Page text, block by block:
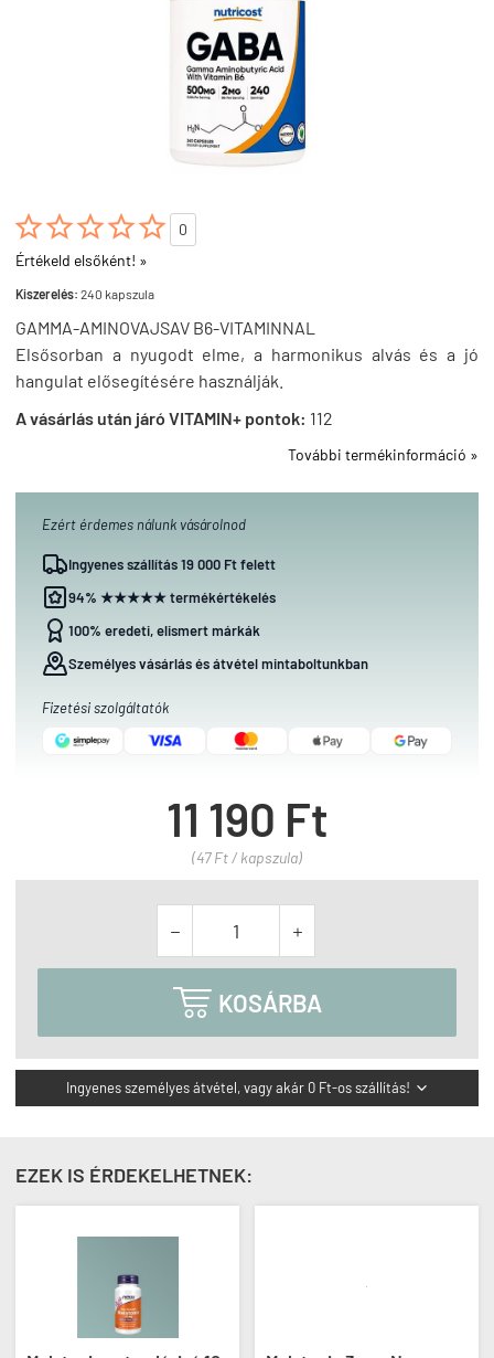

0
Értékeld elsőként! »
Kiszerelés: 240 kapszula
GAMMA-AMINOVAJSAV B6-VITAMINNAL
Elsősorban a nyugodt elme, a harmonikus alvás és a jó
hangulat elősegítésére használják.
A vásárlás után járó VITAMIN+ pontok: 112
További termékinformáció »
Ezért érdemes nálunk vásárolnod
Ingyenes szállítás 19 000 Ft felett
94% ★★★★★ termékértékelés
100% eredeti, elismert márkák
Személyes vásárlás és átvétel mintaboltunkban
Fizetési szolgáltatók
11 190 Ft
(47 Ft / kapszula)
 
 KOSÁRBA
Ingyenes személyes átvétel, vagy akár 0 Ft-os szállítás! 
EZEK IS ÉRDEKELHETNEK: